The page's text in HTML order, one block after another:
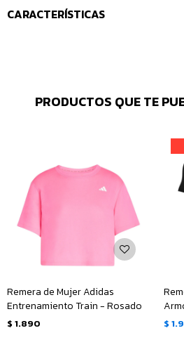
CARACTERÍSTICAS
PRODUCTOS QUE TE
Remera de Mujer Adidas
Entrenamiento Train - Rosado
$ 1.890 $